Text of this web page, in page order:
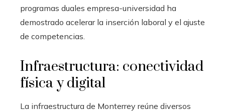
programas duales empresa-universidad ha
demostrado acelerar la inserción laboral y el ajuste
de competencias.
Infraestructura: conectividad
física y digital
La infraestructura de Monterrey reúne diversos